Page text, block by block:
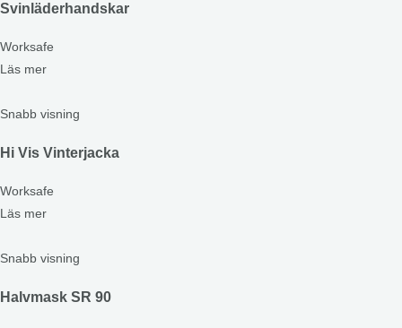
Svinläderhandskar
Worksafe
Läs mer
Snabb visning
Hi Vis Vinterjacka
Worksafe
Läs mer
Snabb visning
Halvmask SR 90